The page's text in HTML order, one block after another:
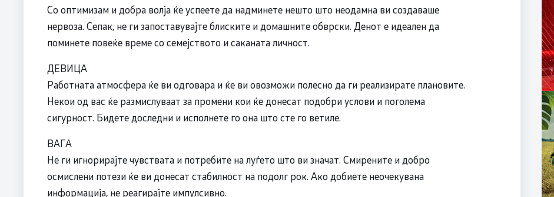
Со оптимизам и добра волја ќе успеете да надминете нешто што неодамна ви создаваше
нервоза. Сепак, не ги запоставувајте блиските и домашните обврски. Денот е идеален да
поминете повеќе време со семејството и саканата личност.
ДЕВИЦА
Работната атмосфера ќе ви одговара и ќе ви овозможи полесно да ги реализирате плановите.
Некои од вас ќе размислуваат за промени кои ќе донесат подобри услови и поголема
сигурност. Бидете доследни и исполнете го она што сте го ветиле.
ВАГА
Не ги игнорирајте чувствата и потребите на луѓето што ви значат. Смирените и добро
осмислени потези ќе ви донесат стабилност на подолг рок. Ако добиете неочекувана
информација, не реагирајте импулсивно.